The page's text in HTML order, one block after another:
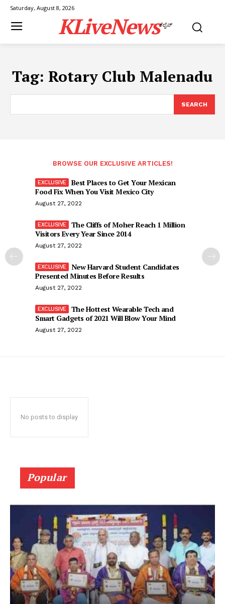
Saturday, August 8, 2026
KLiveNewsಕೆಲೈವ್
Tag: Rotary Club Malenadu
SEARCH
BROWSE OUR EXCLUSIVE ARTICLES!
Best Places to Get Your Mexican
Food Fix When You Visit Mexico City
August 27, 2022
The Cliffs of Moher Reach 1 Million
Visitors Every Year Since 2014
August 27, 2022
New Harvard Student Candidates
Presented Minutes Before Results
August 27, 2022
The Hottest Wearable Tech and
Smart Gadgets of 2021 Will Blow Your Mind
August 27, 2022
No posts to display
Popular